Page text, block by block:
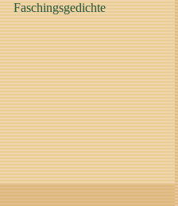
Faschingsgedichte